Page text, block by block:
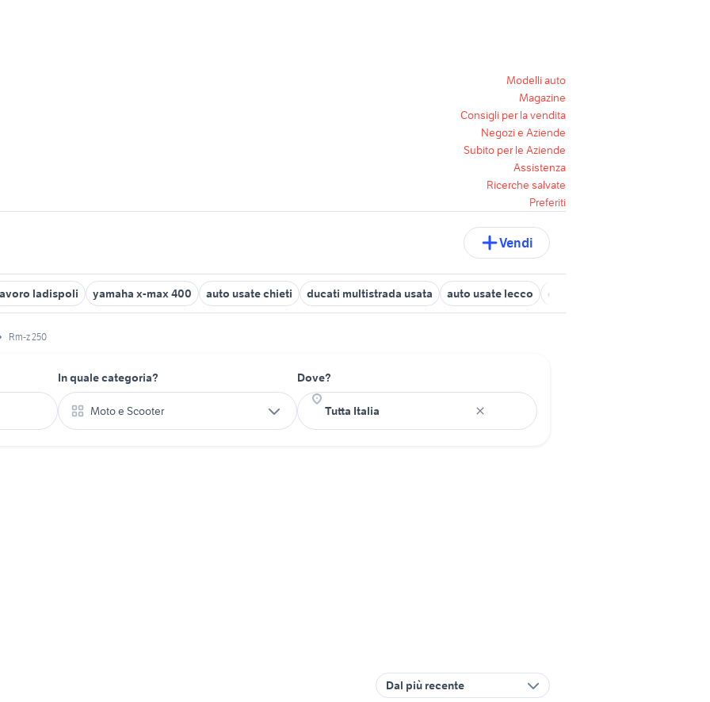
Modelli auto
Magazine
Consigli per la vendita
Negozi e Aziende
Subito per le Aziende
Assistenza
Ricerche salvate
Preferiti
Vendi
ladispoli yamaha x-max 400 auto usate chieti ducati multistrada usata auto usate lecco cuccioli pastore maremmano
Rm-z 250
In quale categoria?
Moto e Scooter
Dove?
Dal più recente